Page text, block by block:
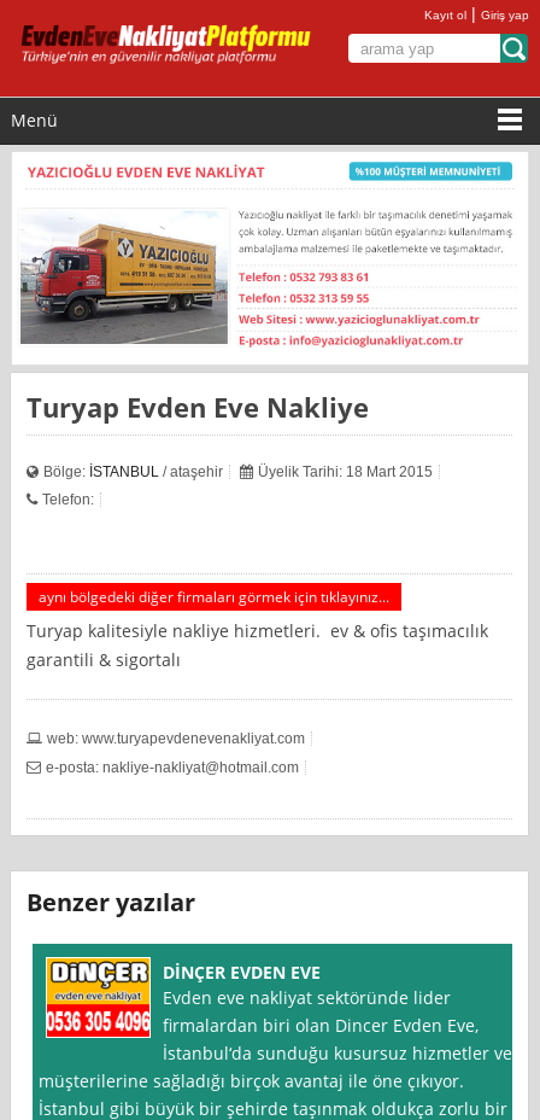
Kayıt ol |Giriş yap
Menü
Turyap Evden Eve Nakliye
Bölge: İSTANBUL / ataşehir
Üyelik Tarihi: 18 Mart 2015
Telefon:
aynı bölgedeki diğer firmaları görmek için tıklayınız...
Turyap kalitesiyle nakliye hizmetleri. ev & ofis taşımacılık
garantili & sigortalı
web: www.turyapevdenevenakliyat.com
e-posta:nakliye-nakliyat@hotmail.com
Benzer yazılar
DİNÇER EVDEN EVE
Evden eve nakliyat sektöründe lider
firmalardan biri olan Dincer Evden Eve,
İstanbul‘da sunduğu kusursuz hizmetler ve
müşterilerine sağladığı birçok avantaj ile öne çıkıyor.
İstanbul gibi büyük bir şehirde taşınmak oldukça zorlu bir